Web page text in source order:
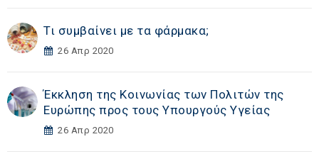
Τι συμβαίνει με τα φάρμακα;
26 Απρ 2020
Έκκληση της Κοινωνίας των Πολιτών της
Ευρώπης προς τους Υπουργούς Υγείας
26 Απρ 2020